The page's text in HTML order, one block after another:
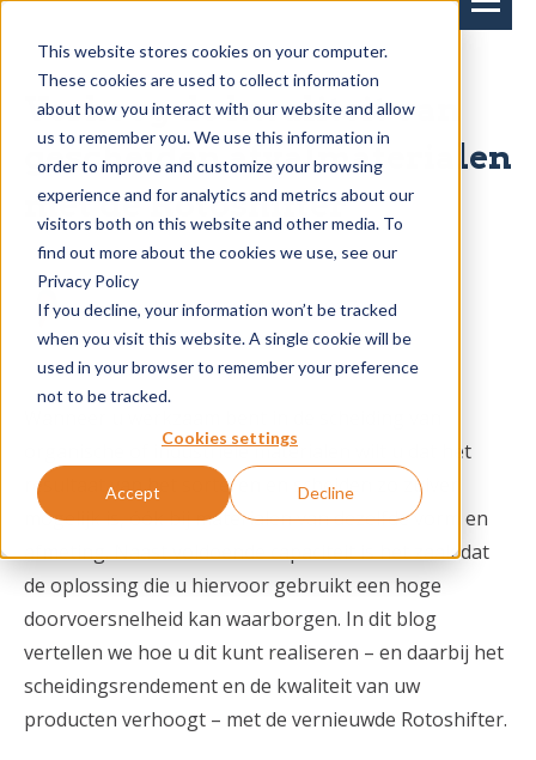
This website stores cookies on your computer.
These cookies are used to collect information
about how you interact with our website and allow
us to remember you. We use this information in
order to improve and customize your browsing
experience and for analytics and metrics about our
visitors both on this website and other media. To
find out more about the cookies we use, see our
Privacy Policy
If you decline, your information won’t be tracked
when you visit this website. A single cookie will be
used in your browser to remember your preference
not to be tracked.
Cookies settings
Accept Decline
Verhoog de kwaliteit van
gescheiden afvalmaterialen
met de Rotoshifter
Jeroen Kusterson 11-10-2017
organische of industriële materialen wilt u dat het
resultaat van het sorteren en scheiden zo zuiver
mogelijk is, óók bij materialen van dezelfde vorm en
afmeting. Naast voldoende capaciteit is het zaak dat
de oplossing die u hiervoor gebruikt een hoge
doorvoersnelheid kan waarborgen. In dit blog
vertellen we hoe u dit kunt realiseren – en daarbij het
scheidingsrendement en de kwaliteit van uw
producten verhoogt – met de vernieuwde Rotoshifter.